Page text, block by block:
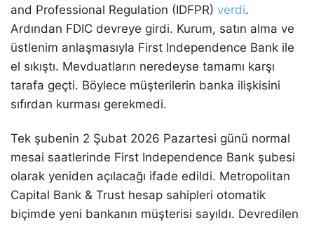
and Professional Regulation (IDFPR) verdi.
Ardından FDIC devreye girdi. Kurum, satın alma ve
üstlenim anlaşmasıyla First Independence Bank ile
el sıkıştı. Mevduatların neredeyse tamamı karşı
tarafa geçti. Böylece müşterilerin banka ilişkisini
sıfırdan kurması gerekmedi.
Tek şubenin 2 Şubat 2026 Pazartesi günü normal
mesai saatlerinde First Independence Bank şubesi
olarak yeniden açılacağı ifade edildi. Metropolitan
Capital Bank & Trust hesap sahipleri otomatik
biçimde yeni bankanın müşterisi sayıldı. Devredilen